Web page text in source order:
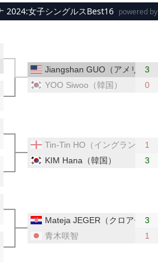
2024:女子シングルスBest16 powered by
ンド）
ルク）
Jiangshan GUO（アメリカ）
3
YOO Siwoo（韓国）
0
Tin-Tin HO（イングランド）1
KIM Hana（韓国）
3
Mateja JEGER（クロアチア）
3
青木咲智
1